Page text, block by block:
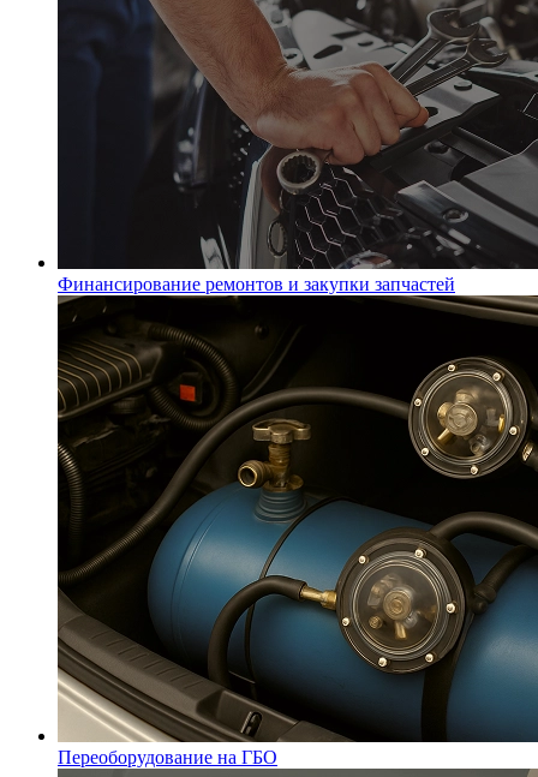
Финансирование ремонтов и закупки запчастей
Переоборудование на ГБО